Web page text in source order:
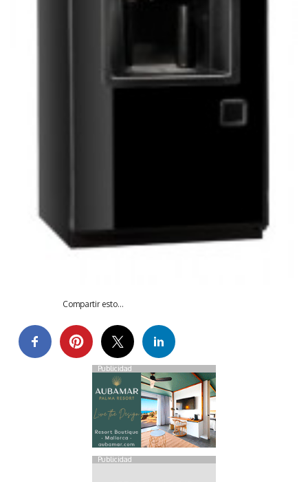
Compartir esto...
Publicidad
Publicidad